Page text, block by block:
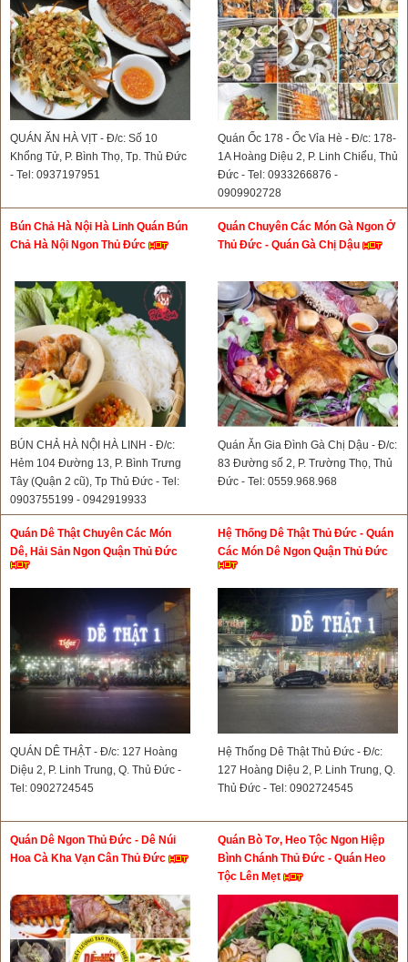
QUÁN ĂN HÀ VỊT - Đ/c: Số 10
Khổng Tử, P. Bình Thọ, Tp. Thủ Đức
- Tel: 0937197951
Quán Ốc 178 - Ốc Vỉa Hè - Đ/c: 178-
1A Hoàng Diệu 2, P. Linh Chiểu, Thủ
Đức - Tel: 0933266876 -
0909902728
Bún Chả Hà Nội Hà Linh Quán Bún
Chả Hà Nội Ngon Thủ Đức
BÚN CHẢ HÀ NỘI HÀ LINH - Đ/c:
Hẻm 104 Đường 13, P. Bình Trưng
Tây (Quận 2 cũ), Tp Thủ Đức - Tel:
0903755199 - 0942919933
Quán Chuyên Các Món Gà Ngon Ở
Thủ Đức - Quán Gà Chị Dậu
Quán Ăn Gia Đình Gà Chị Dậu - Đ/c:
83 Đường số 2, P. Trường Thọ, Thủ
Đức - Tel: 0559.968.968
Quán Dê Thật Chuyên Các Món
Dê, Hải Sản Ngon Quận Thủ Đức
QUÁN DÊ THẬT - Đ/c: 127 Hoàng
Diệu 2, P. Linh Trung, Q. Thủ Đức -
Tel: 0902724545
Hệ Thống Dê Thật Thủ Đức - Quán
Các Món Dê Ngon Quận Thủ Đức
Hệ Thống Dê Thật Thủ Đức - Đ/c:
127 Hoàng Diệu 2, P. Linh Trung, Q.
Thủ Đức - Tel: 0902724545
Quán Dê Ngon Thủ Đức - Dê Núi
Hoa Cà Kha Vạn Cân Thủ Đức
Quán Bò Tơ, Heo Tộc Ngon Hiệp
Bình Chánh Thủ Đức - Quán Heo
Tộc Lên Mẹt